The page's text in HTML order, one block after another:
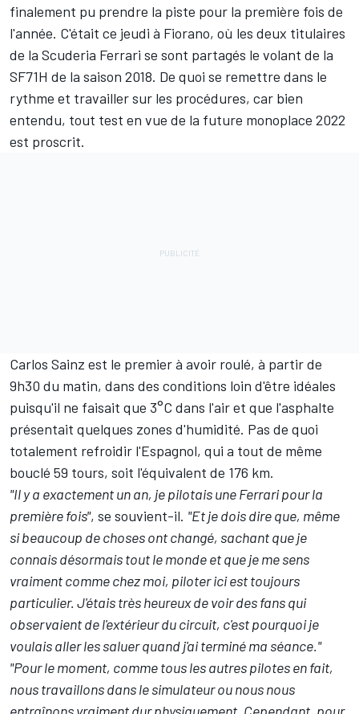
finalement pu prendre la piste pour la première fois de
l'année. C'était ce jeudi à Fiorano, où les deux titulaires
de la Scuderia Ferrari se sont partagés le volant de la
SF71H de la saison 2018. De quoi se remettre dans le
rythme et travailler sur les procédures, car bien
entendu, tout test en vue de la future monoplace 2022
est proscrit.
Carlos Sainz est le premier à avoir roulé, à partir de
9h30 du matin, dans des conditions loin d'être idéales
puisqu'il ne faisait que 3°C dans l'air et que l'asphalte
présentait quelques zones d'humidité. Pas de quoi
totalement refroidir l'Espagnol, qui a tout de même
bouclé 59 tours, soit l'équivalent de 176 km.
"Il y a exactement un an, je pilotais une Ferrari pour la
première fois", se souvient-il. "Et je dois dire que, même
si beaucoup de choses ont changé, sachant que je
connais désormais tout le monde et que je me sens
vraiment comme chez moi, piloter ici est toujours
particulier. J'étais très heureux de voir des fans qui
observaient de l'extérieur du circuit, c'est pourquoi je
voulais aller les saluer quand j'ai terminé ma séance."
"Pour le moment, comme tous les autres pilotes en fait,
nous travaillons dans le simulateur ou nous nous